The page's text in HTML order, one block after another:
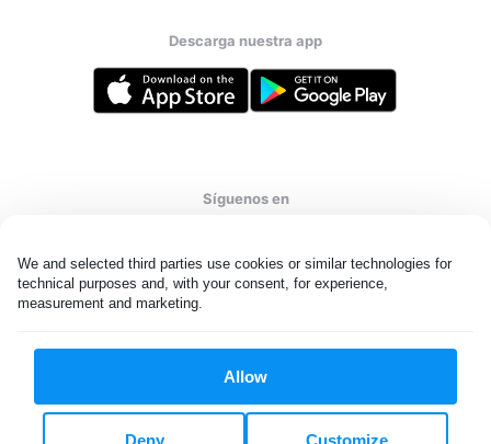
We and selected third parties use cookies or similar technologies for
technical purposes and, with your consent, for experience,
measurement and marketing.
Allow
Customize
Deny
Descarga nuestra app
Síguenos en
esta página usted acepta nuestrapolítica de privacidady